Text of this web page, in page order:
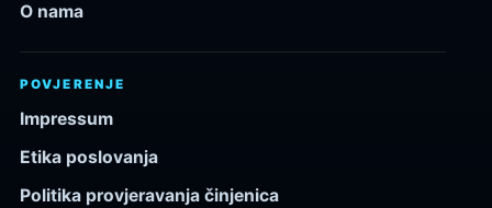
O nama
POVJERENJE
Impressum
Etika poslovanja
Politika provjeravanja činjenica